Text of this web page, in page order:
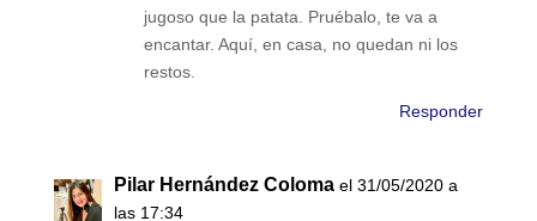
jugoso que la patata. Pruébalo, te va a
encantar. Aquí, en casa, no quedan ni los
restos.
Responder
Pilar Hernández Coloma el 31/05/2020 a
las 17:34